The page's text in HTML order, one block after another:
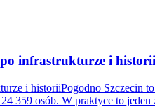
infrastrukturze i historii
i historiiPogodno Szczecin
359 osób. W praktyce to jeden